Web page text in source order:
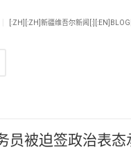
[:ZH][:ZH]新疆维吾尔新闻
员被迫签政治表态